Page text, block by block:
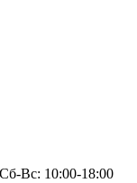
Вс: 10:00-18:00